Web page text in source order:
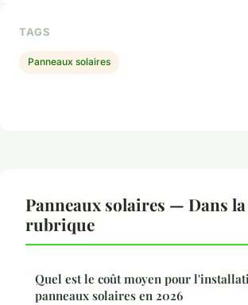
TAGS
Panneaux solaires
Panneaux solaires — Dans
rubrique
Quel est le coût moyen pour
panneaux solaires en 2026